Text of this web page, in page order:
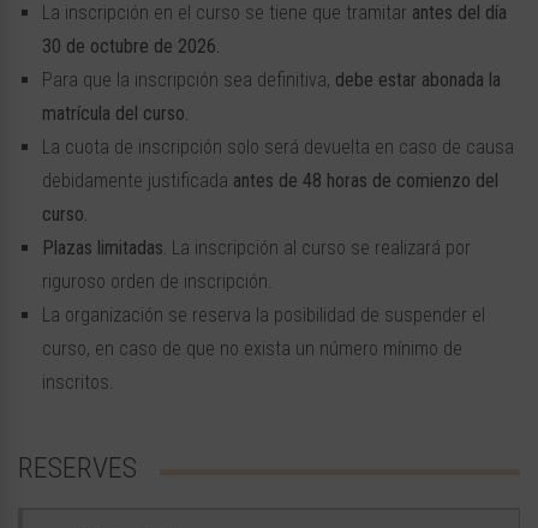
La inscripción en el curso se tiene que tramitar antes del día
30 de octubre de 2026.
Para que la inscripción sea definitiva, debe estar abonada la
matrícula del curso.
La cuota de inscripción solo será devuelta en caso de causa
debidamente justificada antes de 48 horas de comienzo del
curso.
Plazas limitadas. La inscripción al curso se realizará por
riguroso orden de inscripción.
La organización se reserva la posibilidad de suspender el
curso, en caso de que no exista un número mínimo de
inscritos.
RESERVES